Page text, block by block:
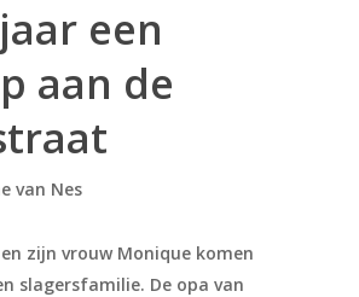
een
aan de
van Nes
zijn vrouw Monique komen
slagersfamilie. De opa van